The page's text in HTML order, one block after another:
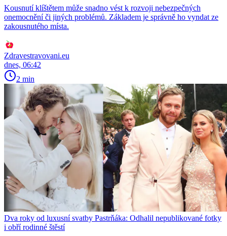
Kousnutí klíštětem může snadno vést k rozvoji nebezpečných
onemocnění či jiných problémů. Základem je správně ho vyndat ze
zakousnutého místa.
Zdravestravovani.eu
dnes, 06:42
2 min
Dva roky od luxusní svatby Pastrňáka: Odhalil nepublikované fotky
i obří rodinné štěstí